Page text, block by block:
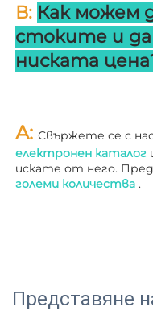
В: Как можем
стоките и да
ниската
A:
електронен каталог
искате от него.
големи количества .
Представяне